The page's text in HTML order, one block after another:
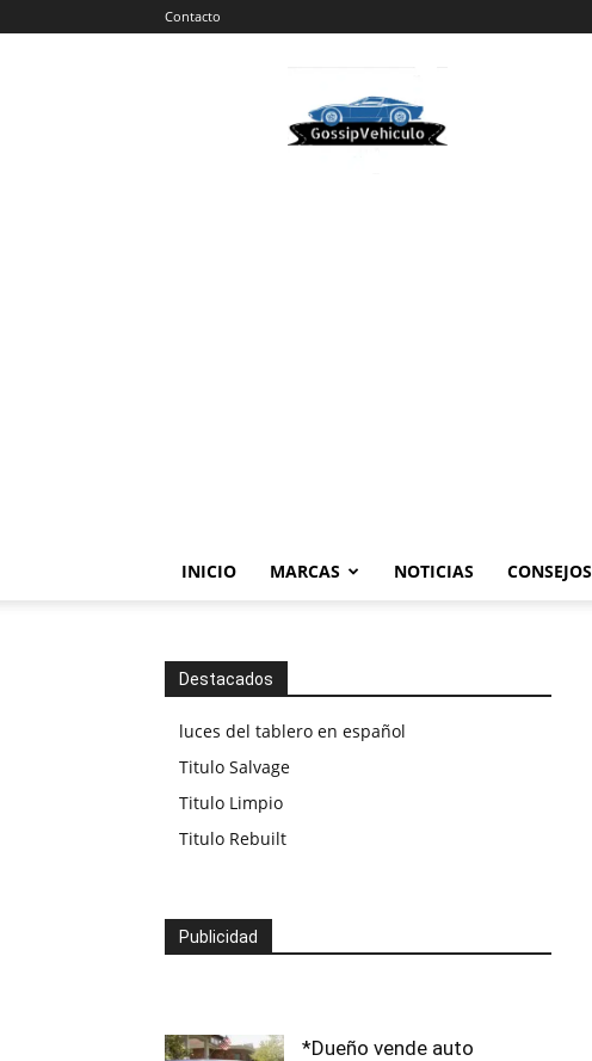
Contacto
Vehiculos
INICIO MARCAS NOTICIAS CONSEJOS
Destacados
luces del tablero en español
Titulo Salvage
Titulo Limpio
Titulo Rebuilt
Publicidad
*Dueño vende auto